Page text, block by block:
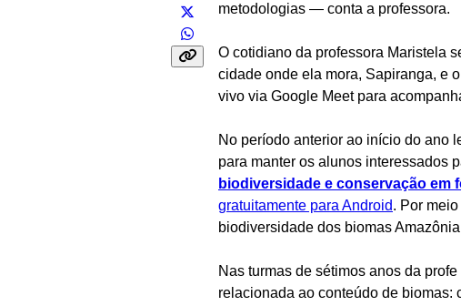
metodologias — conta a professora.
O cotidiano da professora Maristela
cidade onde ela mora, Sapiranga, e
vivo via Google Meet para
No período anterior ao início do ano
para manter os alunos interessados
biodiversidade e conservação em
gratuitamente para Android. Por
biodiversidade dos biomas
Nas turmas de sétimos anos da
relacionada ao conteúdo de biomas: